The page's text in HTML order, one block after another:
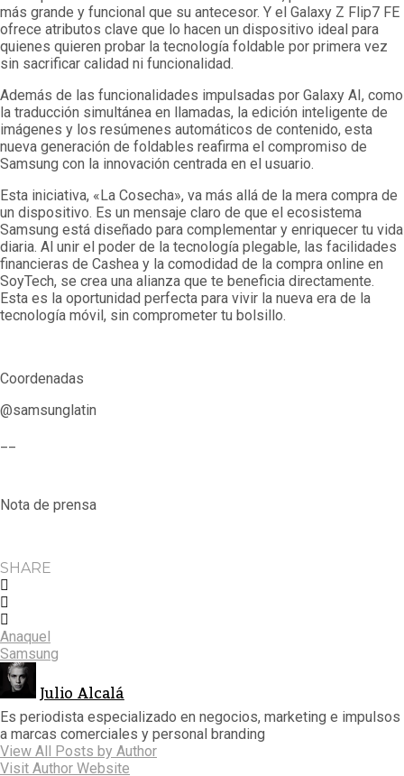
más grande y funcional que su antecesor. Y el Galaxy Z Flip7 FE
ofrece atributos clave que lo hacen un dispositivo ideal para
quienes quieren probar la tecnología foldable por primera vez
sin sacrificar calidad ni funcionalidad.
Además de las funcionalidades impulsadas por Galaxy AI, como
la traducción simultánea en llamadas, la edición inteligente de
imágenes y los resúmenes automáticos de contenido, esta
nueva generación de foldables reafirma el compromiso de
Samsung con la innovación centrada en el usuario.
Esta iniciativa, «La Cosecha», va más allá de la mera compra de
un dispositivo. Es un mensaje claro de que el ecosistema
Samsung está diseñado para complementar y enriquecer tu vida
diaria. Al unir el poder de la tecnología plegable, las facilidades
financieras de Cashea y la comodidad de la compra online en
SoyTech, se crea una alianza que te beneficia directamente.
Esta es la oportunidad perfecta para vivir la nueva era de la
tecnología móvil, sin comprometer tu bolsillo.
Coordenadas
@samsunglatin
Nota de prensa
SHARE
Anaquel
Samsung
Julio Alcalá
Es periodista especializado en negocios, marketing e impulsos
a marcas comerciales y personal branding
View All Posts by Author
Visit Author Website